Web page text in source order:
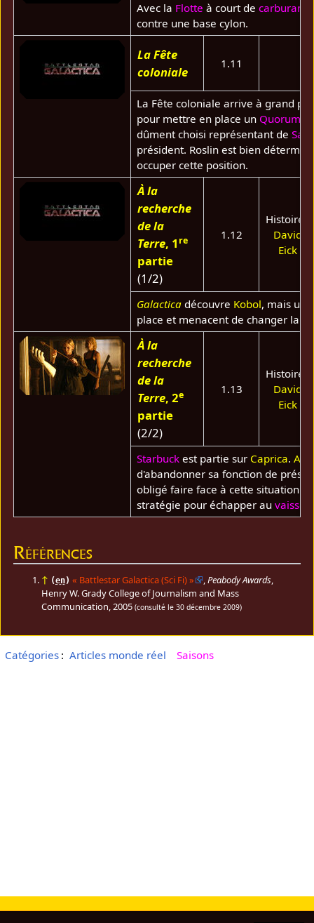
Avec la Flotte à court de carburant
contre une base cylon.
La Fête
coloniale
1.11
La Fête coloniale arrive à grand
pour mettre en place un Quorum
dûment choisi représentant de
président. Roslin est bien
occuper cette position.
À la
recherche
de la
Terre, 1 re
partie
(1/2)
1.12
Histoire :
David
Eick
Galacticadécouvre Kobol, mais
place et menacent de changer la
À la
recherche
de la
Terre, 2e
partie
(2/2)
1.13
Histoire :
David
Eick
Starbuckest partie sur Caprica.
d'abandonner sa fonction de
obligé faire face à cette situation
stratégie pour échapper au
Références
↑ (en) « Battlestar Galactica (Sci Fi)» ,Peabody Awards,
Henry W. Grady College of Journalism and Mass
Communication,2005 (consulté le30 décembre 2009)
Catégories: Articles monde réel Saisons